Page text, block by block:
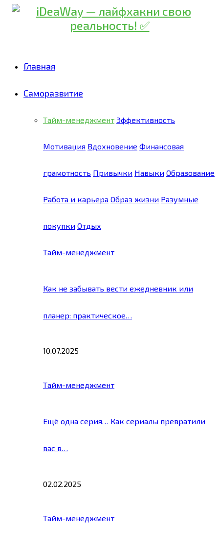
Главная
Саморазвитие
Тайм-менеджмент Эффективность
Мотивация Вдохновение Финансовая
грамотность Привычки Навыки Образование
Работа и карьера Образ жизни Разумные
покупки Отдых
Тайм-менеджмент
Как не забывать вести ежедневник или
планер: практическое…
10.07.2025
Тайм-менеджмент
Ещё одна серия… Как сериалы превратили
вас в…
02.02.2025
Тайм-менеджмент